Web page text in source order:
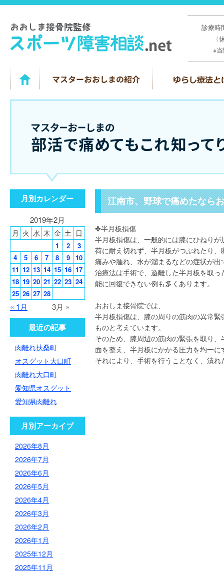
診療
※
江南市、野球で痛めたなら
✤半月板損傷
半月板損傷は、一般的には膝にひねり
荷に耐え切れず、半月板がつぶれたり
痛みや腫れ、水が溜まるなどの症状が出
治療法は手術で、遊離した半月板を取
能に回復できない例も多くあります。
おおしま接骨院では、
半月板損傷は、膝の周りの筋肉の異常
ものと考えています。
そのため、膝周辺の筋肉の緊張を取り
面を整え、半月板にかかる圧力を均一
それにより、手術を行うことなく、潰
月別カレンダー
2019年2月
月 火 水 木 金 土 日
« 1月 3月 »
1 2
3
4
5 6 7 8 9
10
11 12 13 14 15 16 17
18 19 20 21 22 23 24
25 26 27 28
最近の記事
肉離れ扶桑町
オスグット大口町
肉離れ大口町
愛知県オスグット
愛知県肉離れ
月別アーカイブ
2026年8月
2026年7月
2026年6月
2026年5月
2026年4月
2026年3月
2026年2月
2026年1月
2025年12月
2025年11月